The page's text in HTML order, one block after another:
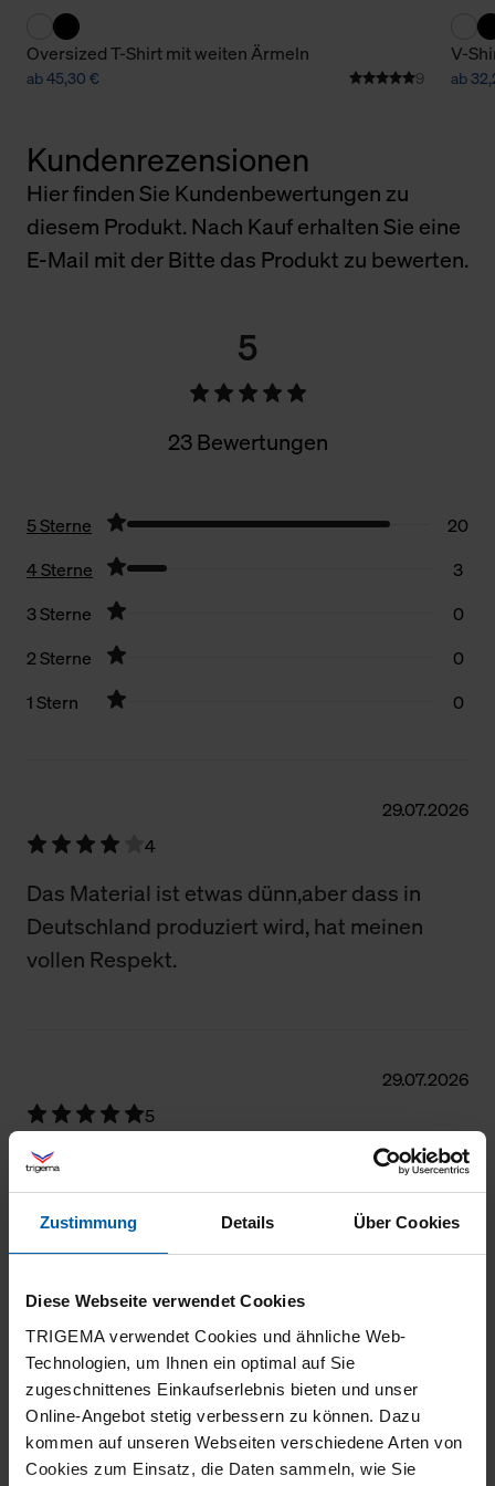
Zustimmung Details Über Cookies
Diese Webseite verwendet Cookies
TRIGEMA verwendet Cookies und ähnliche Web-
Technologien, um Ihnen ein optimal auf Sie
zugeschnittenes Einkaufserlebnis bieten und unser
Online-Angebot stetig verbessern zu können. Dazu
kommen auf unseren Webseiten verschiedene Arten von
Cookies zum Einsatz, die Daten sammeln, wie Sie
Oversized T-Shirt mit weiten Ärmeln
ab 45,30 € 9
V-
ab
Kundenrezensionen
Hier finden Sie Kundenbewertungen zu
diesem Produkt. Nach Kauf erhalten Sie eine
E-Mail mit der Bitte das Produkt zu bewerten.
5
23 Bewertungen
5 Sterne
20
4 Sterne
3
3 Sterne
0
2 Sterne
0
1 Stern
0
29.07.2026
4
Das Material ist etwas dünn,aber dass in
Deutschland produziert wird, hat meinen
vollen Respekt.
29.07.2026
5
Das Produkt entspricht voll den Erwartungen.
Wie immer. Sehr gute Qualität.